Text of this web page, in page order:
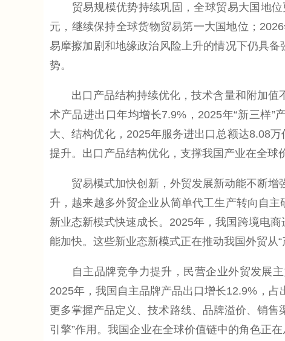
贸易规模优势持续巩固，全球贸易大国地位
元，继续保持全球货物贸易第一大国地位；
易摩擦加剧和地缘政治风险上升的情况下仍具
势。
出口产品结构持续优化，技术含量和附加值
术产品进出口年均增长7.9%，2025年“新三样
大、结构优化，2025年服务进出口总额达8.08
提升。出口产品结构优化，支撑我国产业在全球
贸易模式加快创新，外贸发展新动能不断增强
升，越来越多外贸企业从简单代工生产转向自
新业态新模式快速成长。2025年，我国跨境电
能加快。这些新业态新模式正在推动我国外贸从“
自主品牌竞争力提升，民营企业外贸发展主
2025年，我国自主品牌产品出口增长12.9%，
更多掌握产品定义、技术路线、品牌溢价、销
引擎”作用。我国企业在全球价值链中的角色正